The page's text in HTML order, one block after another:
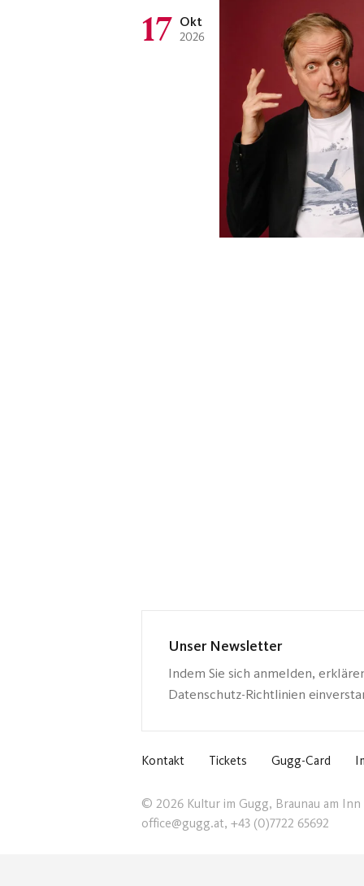
17 Okt
2026
Unser Newsletter
Indem Sie sich anmelden,
Datenschutz-Richtlinien
Kontakt Tickets Gugg-Card
© 2026 Kultur im Gugg, Braunau am Inn
office@gugg.at, +43 (0)7722 65692